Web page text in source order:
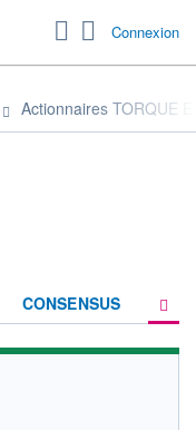
Connexion
Actionnaires TORQUE
CONSENSUS